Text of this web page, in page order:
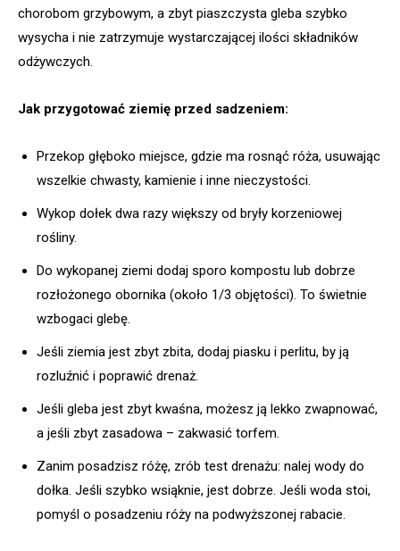
chorobom grzybowym, a zbyt piaszczysta gleba szybko
wysycha i nie zatrzymuje wystarczającej ilości składników
odżywczych.
Jak przygotować ziemię przed sadzeniem:
Przekop głęboko miejsce, gdzie ma rosnąć róża, usuwając
wszelkie chwasty, kamienie i inne nieczystości.
Wykop dołek dwa razy większy od bryły korzeniowej
rośliny.
Do wykopanej ziemi dodaj sporo kompostu lub dobrze
rozłożonego obornika (około 1/3 objętości). To świetnie
wzbogaci glebę.
Jeśli ziemia jest zbyt zbita, dodaj piasku i perlitu, by ją
rozluźnić i poprawić drenaż.
Jeśli gleba jest zbyt kwaśna, możesz ją lekko zwapnować,
a jeśli zbyt zasadowa – zakwasić torfem.
Zanim posadzisz różę, zrób test drenażu: nalej wody do
dołka. Jeśli szybko wsiąknie, jest dobrze. Jeśli woda stoi,
pomyśl o posadzeniu róży na podwyższonej rabacie.